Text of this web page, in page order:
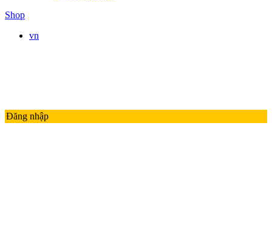
Shop
vn
Đăng nhập